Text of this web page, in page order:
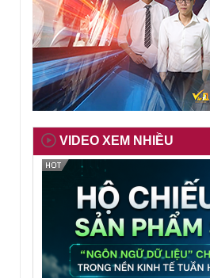
VIDEO XEM NHIỀU